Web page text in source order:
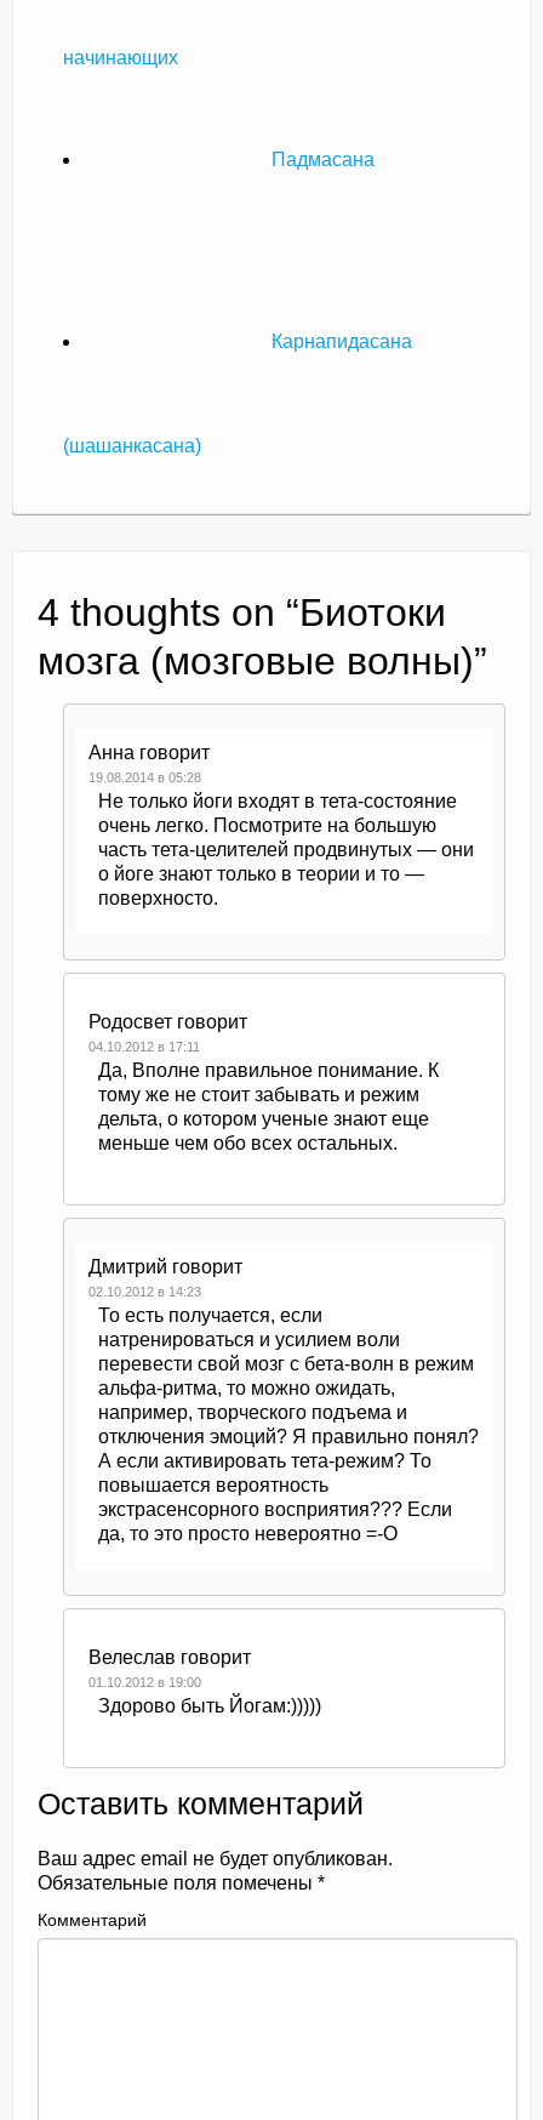
начинающих
Падмасана
Карнапидасана
(шашанкасана)
4 thoughts on “Биотоки
мозга (мозговые волны)”
Анна говорит
19.08.2014 в 05:28
Не только йоги входят в тета-состояние
очень легко. Посмотрите на большую
часть тета-целителей продвинутых — они
о йоге знают только в теории и то —
поверхносто.
Родосвет говорит
04.10.2012 в 17:11
Да, Вполне правильное понимание. К
тому же не стоит забывать и режим
дельта, о котором ученые знают еще
меньше чем обо всех остальных.
Дмитрий говорит
02.10.2012 в 14:23
То есть получается, если
натренироваться и усилием воли
перевести свой мозг с бета-волн в режим
альфа-ритма, то можно ожидать,
например, творческого подъема и
отключения эмоций? Я правильно понял?
А если активировать тета-режим? То
повышается вероятность
экстрасенсорного восприятия??? Если
да, то это просто невероятно =-O
Велеслав говорит
01.10.2012 в 19:00
Здорово быть Йогам:)))))
Оставить комментарий
Ваш адрес email не будет опубликован.
Обязательные поля помечены *
Комментарий